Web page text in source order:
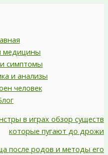
медицины
симптомы
и анализы
человек
в играх обзор существ
которые пугают до дрожи
после родов и методы его